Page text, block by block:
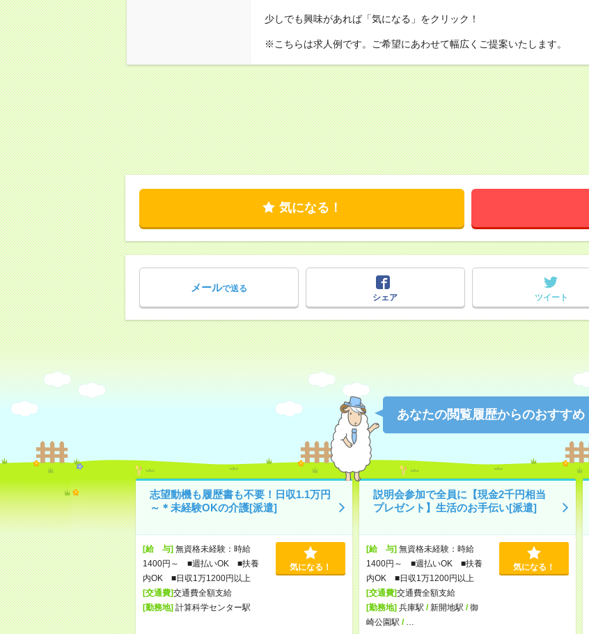
少しでも興味があれば「気になる」をクリック！
※こちらは求人例です。ご希望にあわせて幅広くご提案いたします。
気になる！
メールで送る
シェア
ツイート
あなたの閲覧履歴からのおすすめ
志望動機も履歴書も不要！日収1.1万円
～＊未経験OKの介護[派遣]
[給 与]無資格未経験：時給
1400円～ ■週払いOK ■扶養
内OK ■日収1万1200円以上
[交通費]交通費全額支給
[勤務地]計算科学センター駅
気になる！
説明会参加で全員に【現金2千円相当
プレゼント】生活のお手伝い[派遣]
[給 与]無資格未経験：時給
1400円～ ■週払いOK ■扶養
内OK ■日収1万1200円以上
[交通費]交通費全額支給
[勤務地]兵庫駅 /新開地駅 /御
崎公園駅 /
気になる！